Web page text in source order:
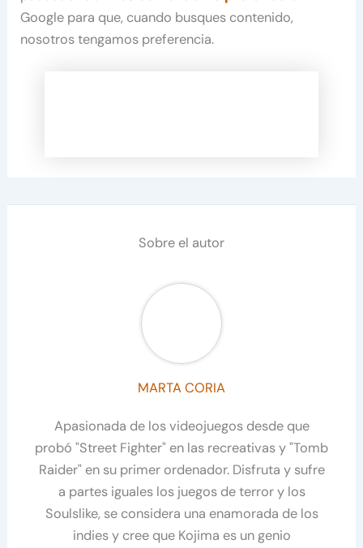
Google para que, cuando busques contenido,
nosotros tengamos preferencia.
Sobre el autor
MARTA CORIA
Apasionada de los videojuegos desde que
probó "Street Fighter" en las recreativas y "Tomb
Raider" en su primer ordenador. Disfruta y sufre
a partes iguales los juegos de terror y los
Soulslike, se considera una enamorada de los
indies y cree que Kojima es un genio